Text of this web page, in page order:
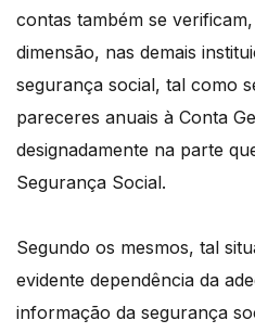
contas também se
dimensão, nas demais
segurança social, tal como
pareceres anuais à Conta
designadamente na parte
Segurança Social.
Segundo os mesmos, tal
evidente dependência da
informação da segurança